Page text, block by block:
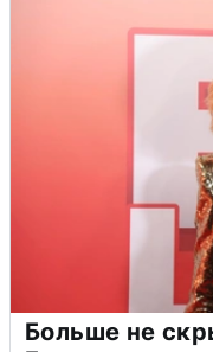
Больше не